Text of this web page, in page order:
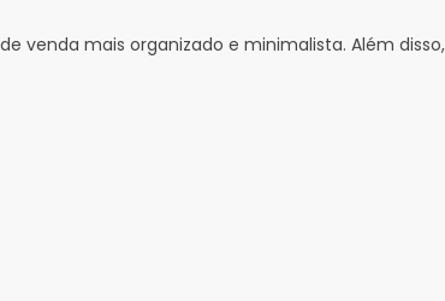
venda mais organizado e minimalista. Além